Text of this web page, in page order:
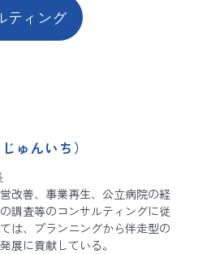
ティング
ゅんいち）
改善、事業再生、公立病院の経
調査等のコンサルティングに従
は、プランニングから伴走型の
展に貢献している。